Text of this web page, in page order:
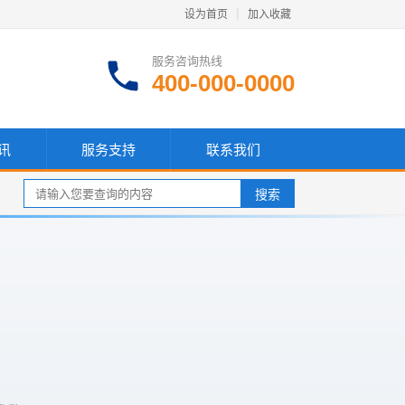
设为首页 加入收藏
服务咨询热线
400-000-0000
服务支持 联系我们